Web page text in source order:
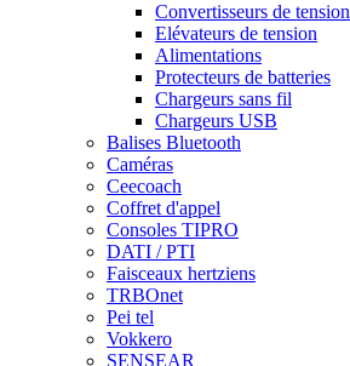
Convertisseurs de tension
Elévateurs de tension
Alimentations
Protecteurs de batteries
Chargeurs sans fil
Chargeurs USB
Balises Bluetooth
Caméras
Ceecoach
Coffret d'appel
Consoles TIPRO
DATI / PTI
Faisceaux hertziens
TRBOnet
Pei tel
Vokkero
SENSEAR